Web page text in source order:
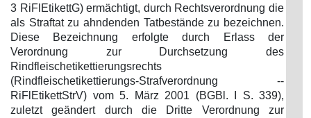
3 RiFlEtikettG) ermächtigt, durch Rechtsverordnung die
als Straftat zu ahndenden Tatbestände zu bezeichnen.
Diese Bezeichnung erfolgte durch Erlass der
Verordnung zur Durchsetzung des
Rindfleischetikettierungsrechts
(Rindfleischetikettierungs-Strafverordnung --
RiFlEtikettStrV) vom 5. März 2001 (BGBl. I S. 339),
zuletzt geändert durch die Dritte Verordnung zur